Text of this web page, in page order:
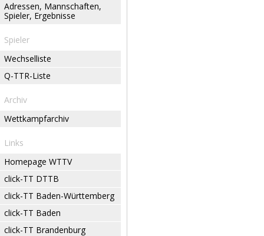
Adressen, Mannschaften,
Spieler, Ergebnisse
Spieler
Wechselliste
Q-TTR-Liste
Archiv
Wettkampfarchiv
Links
Homepage WTTV
click-TT DTTB
click-TT Baden-Württemberg
click-TT Baden
click-TT Brandenburg